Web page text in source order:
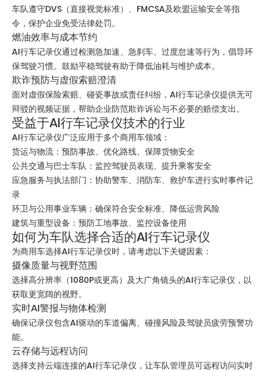
车队遵守DVS（直接视觉标准）、FMCSA及欧盟运输安全等指
令，保护企业免受法律处罚。
燃油效率与成本节约
AI行车记录仪通过检测急加速、急刹车、过度怠速等行为，倡导环
保驾驶习惯。鼓励平稳驾驶有助于降低油耗与维护成本。
欺诈预防与虚假索赔澄清
面对虚假保险索赔、碰瓷事故或责任纠纷，AI行车记录仪提供无可
辩驳的视频证据，帮助企业防范欺诈诉讼与不必要的赔偿支出。
受益于AI行车记录仪技术的行业
AI行车记录仪广泛应用于多个商用车领域：
货运与物流：预防事故、优化路线、保障货物安全
公共交通与巴士车队：监控驾驶员表现、提升乘客安全
应急服务与执法部门：协助警车、消防车、救护车进行实时事件记
录
环卫与公用事业车辆：确保符合安全标准、降低运营风险
建筑与重型设备：预防工地事故、监控设备使用
如何为车队选择合适的AI行车记录仪
为商用车选择AI行车记录仪时，请考虑以下关键因素：
摄像质量与视野范围
选择高分辨率（1080P或更高）及大广角镜头的AI行车记录仪，以
获取更宽阔的视野。
实时AI警报与物体检测
确保记录仪包含AI驱动的车道偏离、碰撞风险及驾驶员疲劳预警功
能。
云存储与远程访问
选择支持云端连接的AI行车记录仪，让车队管理员可远程访问实时